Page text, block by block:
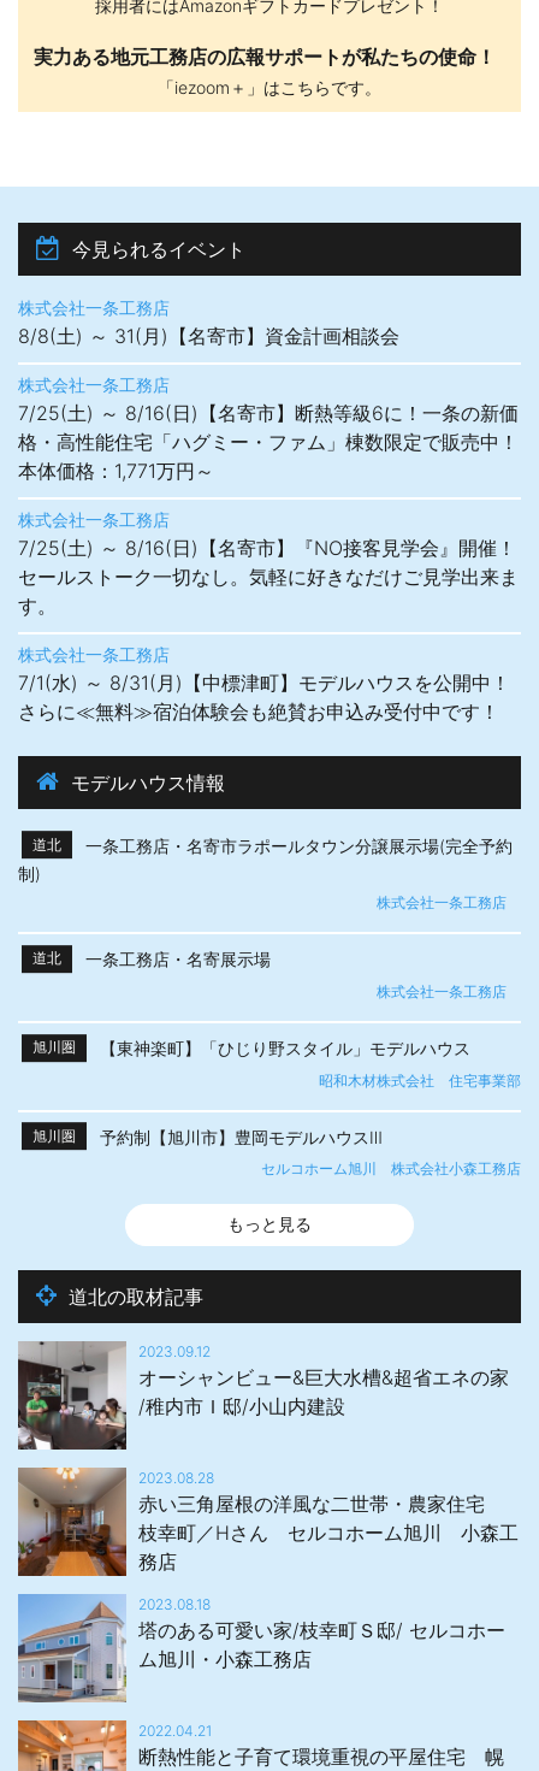
トがある。
注文住宅ブランド「カーディナルハ
ウス BES-T019（ベスト ゼロ・ワ
ン・ナイン）」は、2022年10月に新
ターが主催する「2022年度省エネ大
で、最高賞の経済産業大臣賞を受賞
した。
採用者にはAmazonギフトカードプレゼント！
実力ある地元工務店の広報サポートが私たちの使命！
「iezoom＋」はこちらです。
今見られるイベント
株式会社一条工務店
8/8(土) ～ 31(月)【名寄市】資金計画相談会
株式会社一条工務店
7/25(土) ～ 8/16(日)【名寄市】断熱等級6に！一条の新価
格・高性能住宅「ハグミー・ファム」棟数限定で販売中！
本体価格：1,771万円～
株式会社一条工務店
7/25(土) ～ 8/16(日)【名寄市】『NO接客見学会』開催！
セールストーク一切なし。気軽に好きなだけご見学出来ま
す。
株式会社一条工務店
7/1(水) ～ 8/31(月)【中標津町】モデルハウスを公開中！
さらに≪無料≫宿泊体験会も絶賛お申込み受付中です！
モデルハウス情報
道北
一条工務店・名寄市ラポールタウン分譲展示場(完全予約
制)
株式会社一条工務店
道北 一条工務店・名寄展示場
株式会社一条工務店
旭川圏 【東神楽町】「ひじり野スタイル」モデルハウス
昭和木材株式会社 住宅事業部
旭川圏 予約制【旭川市】豊岡モデルハウスⅢ
セルコホーム旭川 株式会社小森工務店
もっと見る
道北の取材記事
2023.09.12
オーシャンビュー&巨大水槽&超省エネの家
/稚内市Ｉ邸/小山内建設
2023.08.28
赤い三角屋根の洋風な二世帯・農家住宅
枝幸町／Hさん セルコホーム旭川 小森工
務店
2023.08.18
塔のある可愛い家/枝幸町Ｓ邸/ セルコホー
ム旭川・小森工務店
2022.04.21
断熱性能と子育て環境重視の平屋住宅 幌